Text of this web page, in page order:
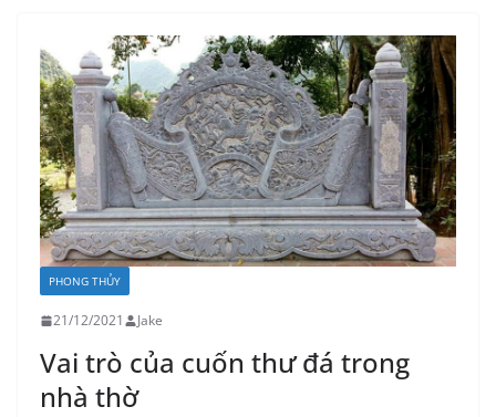
PHONG THỦY
21/12/2021 Jake
Vai trò của cuốn thư đá trong
nhà thờ